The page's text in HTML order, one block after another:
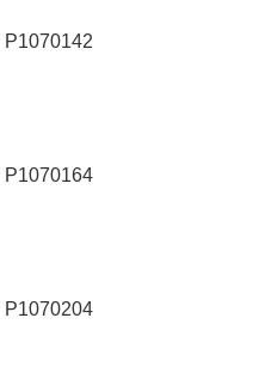
P1070142
P1070164
P1070204